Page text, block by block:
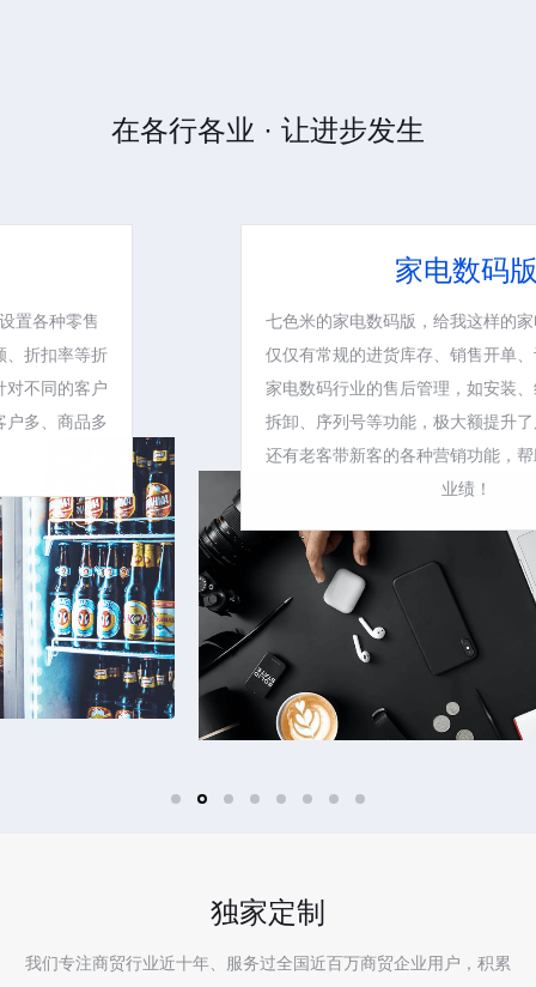
在各行各业 · 让进步发生
七色米的家电数码版，给我这样的家电人帮了大忙。不
仅仅有常规的进货库存、销售开单、订货商城等，还有
家电数码行业的售后管理，如安装、维修、派单、组装
拆卸、序列号等功能，极大额提升了店铺管理的效率。
还有老客带新客的各种营销功能，帮助我们拓客、提升
独家定制
我们专注商贸行业近十年、服务过全国近百万商贸企业用户，积累